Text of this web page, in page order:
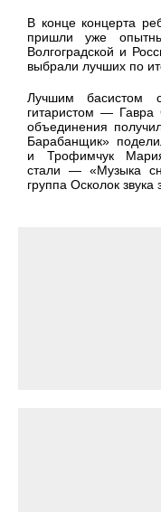
В конце концерта
пришли уже
Волгоградской и
выбрали лучших по
Лучшим басистом
гитаристом — Гавра
объединения
Барабанщик»
и Трофимчук
стали — «Музыка
группа Осколок